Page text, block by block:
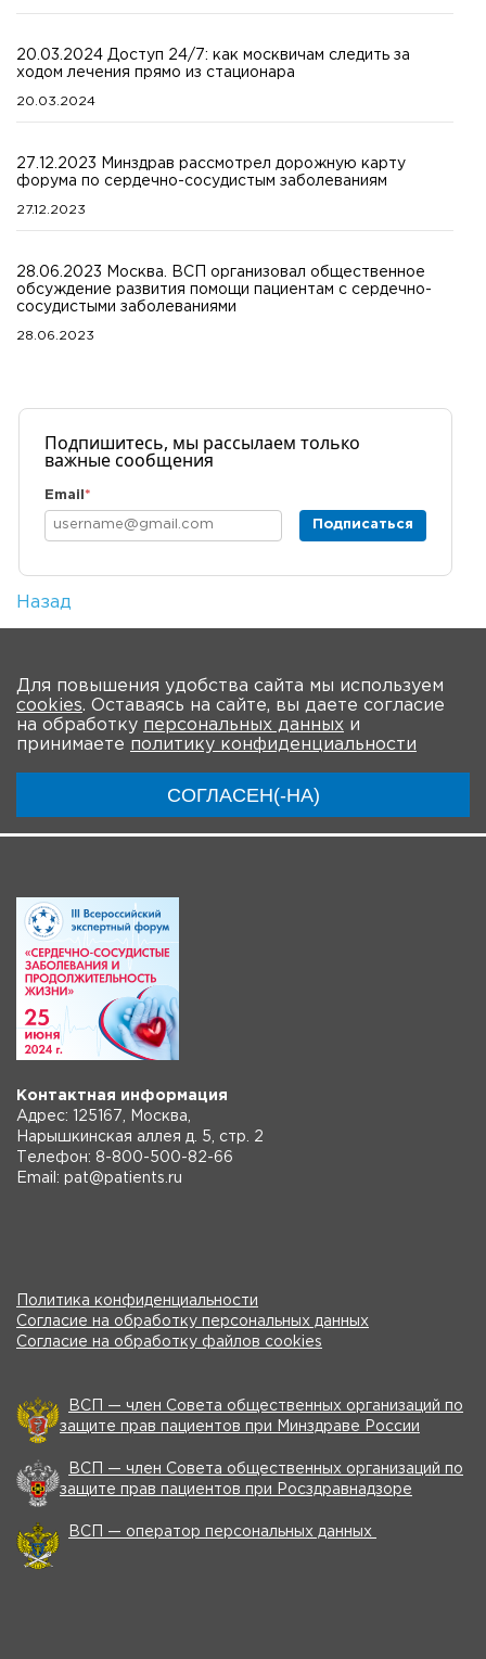
20.03.2024 Доступ 24/7: как москвичам следить за
ходом лечения прямо из стационара
20.03.2024
27.12.2023 Минздрав рассмотрел дорожную карту
форума по сердечно-сосудистым заболеваниям
27.12.2023
28.06.2023 Москва. ВСП организовал общественное
обсуждение развития помощи пациентам с сердечно-
сосудистыми заболеваниями
28.06.2023
Подпишитесь, мы рассылаем только
важные сообщения
Email *
Подписаться
Назад
Для повышения удобства сайта мы используем
cookies. Оставаясь на сайте, вы даете согласие
на обработку персональных данных и
принимаете политику конфиденциальности
СОГЛАСЕН(-НА)
О Форуме Участники Программа
Контактная информация
Адрес: 125167, Москва,
Нарышкинская аллея д. 5, стр. 2
Телефон: 8-800-500-82-66
Email: pat@patients.ru
Политика конфиденциальности
Согласие на обработку персональных данных
Согласие на обработку файлов cookies
ВСП — член Совета общественных организаций по
защите прав пациентов при Минздраве России
ВСП — член Совета общественных организаций по
защите прав пациентов при Росздравнадзоре
ВСП — оператор персональных данных